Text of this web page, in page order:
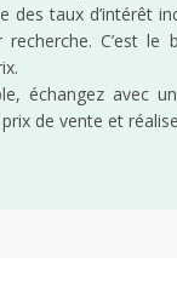
des taux d’intérêt
recherche. C’est
échangez avec
de vente et